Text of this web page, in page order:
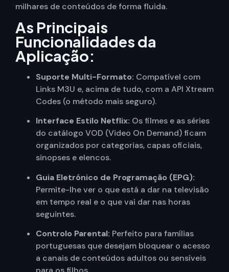
milhares de conteúdos de forma fluida.
As Principais
Funcionalidades da
Aplicação:
Suporte Multi-Formato: Compatível com
Links M3U e, acima de tudo, com a API Xtream
Codes (o método mais seguro).
Interface Estilo Netflix: Os filmes e as séries
do catálogo VOD (Video On Demand) ficam
organizados por categorias, capas oficiais,
sinopses e elencos.
Guia Eletrónico de Programação (EPG):
Permite-lhe ver o que está a dar na televisão
em tempo real e o que vai dar nas horas
seguintes.
Controlo Parental: Perfeito para famílias
portuguesas que desejam bloquear o acesso
a canais de conteúdos adultos ou sensíveis